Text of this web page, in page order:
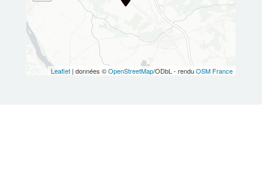
Leaflet | données ©OpenStreetMap/ODbL - renduOSM France